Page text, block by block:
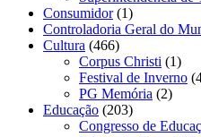
Consumidor(1)
Controladoria Geral do
Cultura (466)
Corpus Christi (1)
Festival de Inverno
PG Memória (2)
Educação (203)
Congresso de